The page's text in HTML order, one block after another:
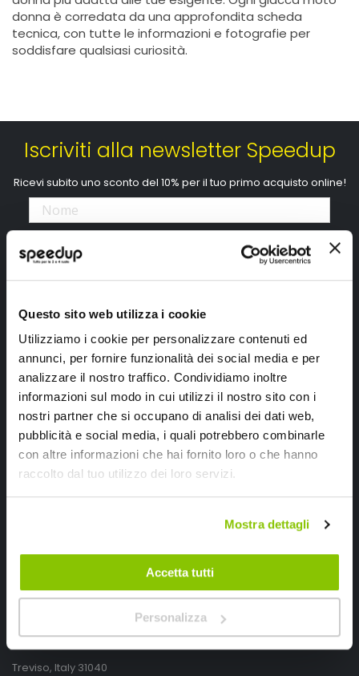
Questo sito web utilizza i cookie
Utilizziamo i cookie per personalizzare contenuti ed
annunci, per fornire funzionalità dei social media e per
analizzare il nostro traffico. Condividiamo inoltre
informazioni sul modo in cui utilizzi il nostro sito con i
nostri partner che si occupano di analisi dei dati web,
pubblicità e social media, i quali potrebbero combinarle
con altre informazioni che hai fornito loro o che hanno
raccolto dal tuo utilizzo dei loro servizi.
Mostra dettagli
Accetta tutti
Personalizza
donna è corredata da una approfondita scheda
tecnica, con tutte le informazioni e fotografie per
soddisfare qualsiasi curiosità.
Iscriviti alla newsletter Speedup
Ricevi subito uno sconto del 10% per il tuo primo acquisto online!
Ho letto e accettato il documento
Iscrivimi
Segui SPEEDUP.IT
Nervesa della Battaglia
Treviso, Italy 31040